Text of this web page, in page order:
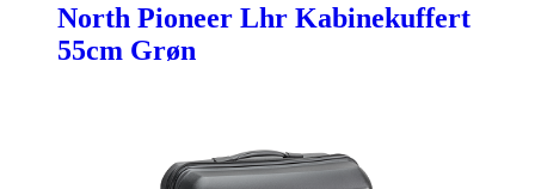
North Pioneer Lhr Kabinekuffert
55cm Grøn